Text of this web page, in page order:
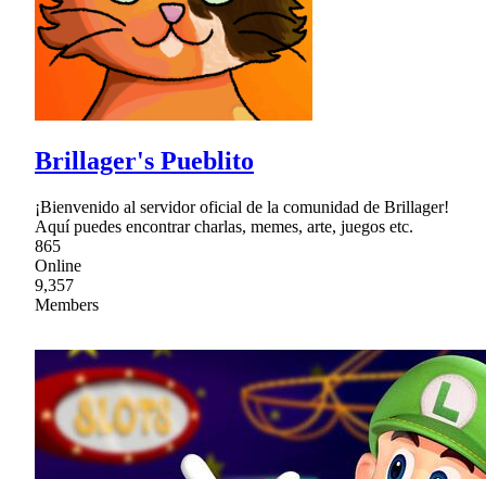
Brillager's Pueblito
¡Bienvenido al servidor oficial de la comunidad de Brillager!
Aquí puedes encontrar charlas, memes, arte, juegos etc.
865
Online
9,357
Members